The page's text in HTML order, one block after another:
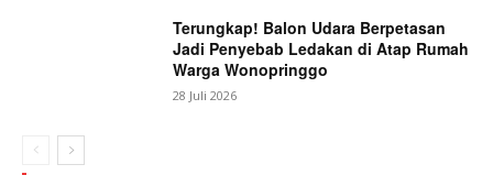
Terungkap! Balon Udara Berpetasan
Jadi Penyebab Ledakan di Atap Rumah
Warga Wonopringgo
28 Juli 2026